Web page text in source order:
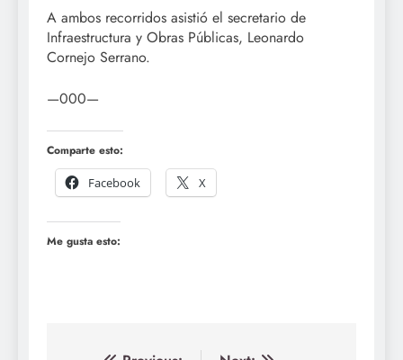
A ambos recorridos asistió el secretario de
Infraestructura y Obras Públicas, Leonardo
Cornejo Serrano.
—000—
Comparte esto:
Facebook
X
Me gusta esto: